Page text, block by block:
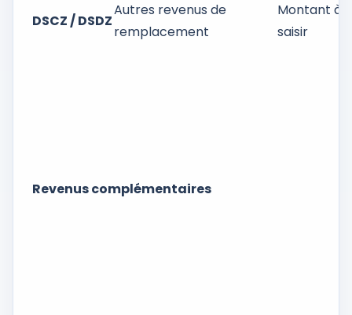
DSCZ / DSDZ
Autres revenus de
remplacement
Montant à
saisir
Revenus complémentaires